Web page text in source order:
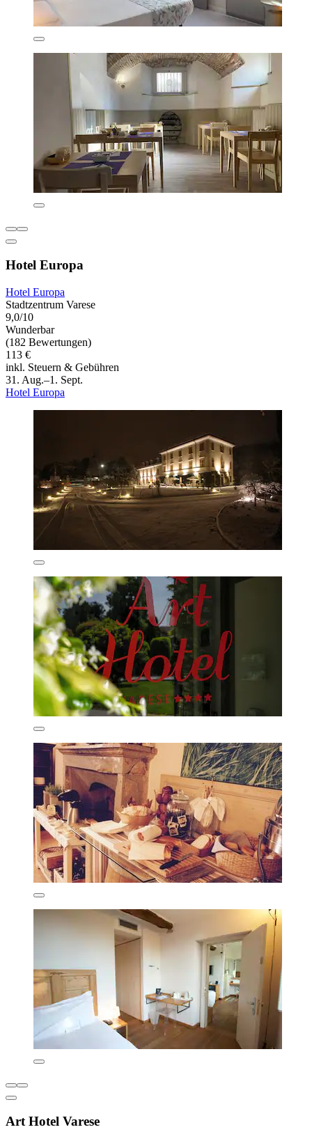
Hotel Europa
Hotel Europa
Stadtzentrum Varese
9,0/10
Wunderbar
(182 Bewertungen)
113 €
inkl. Steuern & Gebühren
31. Aug.–1. Sept.
Hotel Europa
Art Hotel Varese